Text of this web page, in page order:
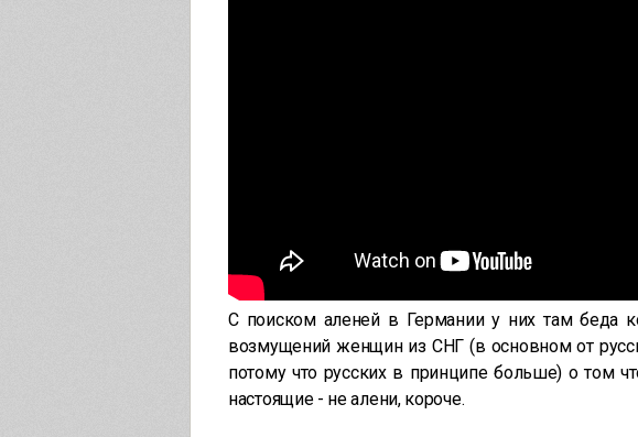
С поиском аленей в Германии у них там беда
возмущений женщин из СНГ (в основном от
потому что русских в принципе больше) о том
настоящие - не алени, короче.